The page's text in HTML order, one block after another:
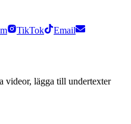
TikTok Email
videor, lägga till undertexter